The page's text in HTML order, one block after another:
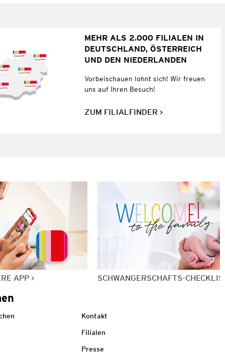
MEHR ALS 2.000 FILIALEN IN
DEUTSCHLAND, ÖSTERREICH
UND DEN NIEDERLANDEN
Vorbeischauen lohnt sich! Wir freuen
uns auf Ihren Besuch!
ZUM FILIALFINDER
APP SCHWANGERSCHAFTS-
Kontakt
Filialen
Presse